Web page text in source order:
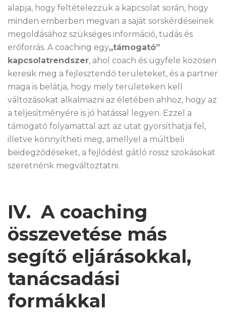
alapja, hogy feltételezzük a kapcsolat során, hogy
minden emberben megvan a saját sorskérdéseinek
megoldásához szükséges információ, tudás és
erőforrás. A coaching egy„támogató”
kapcsolatrendszer, ahol coach és ügyfele közösen
keresik meg a fejlesztendő területeket, és a partner
maga is belátja, hogy mely területeken kell
változásokat alkalmazni az életében ahhoz, hogy az
a teljesítményére is jó hatással legyen. Ezzel a
támogató folyamattal azt az utat gyorsíthatja fel,
illetve könnyítheti meg, amellyel a múltbeli
beidegződéseket, a fejlődést gátló rossz szokásokat
szeretnénk megváltoztatni.
IV. A coaching
összevetése más
segítő eljárásokkal,
tanácsadási
formákkal